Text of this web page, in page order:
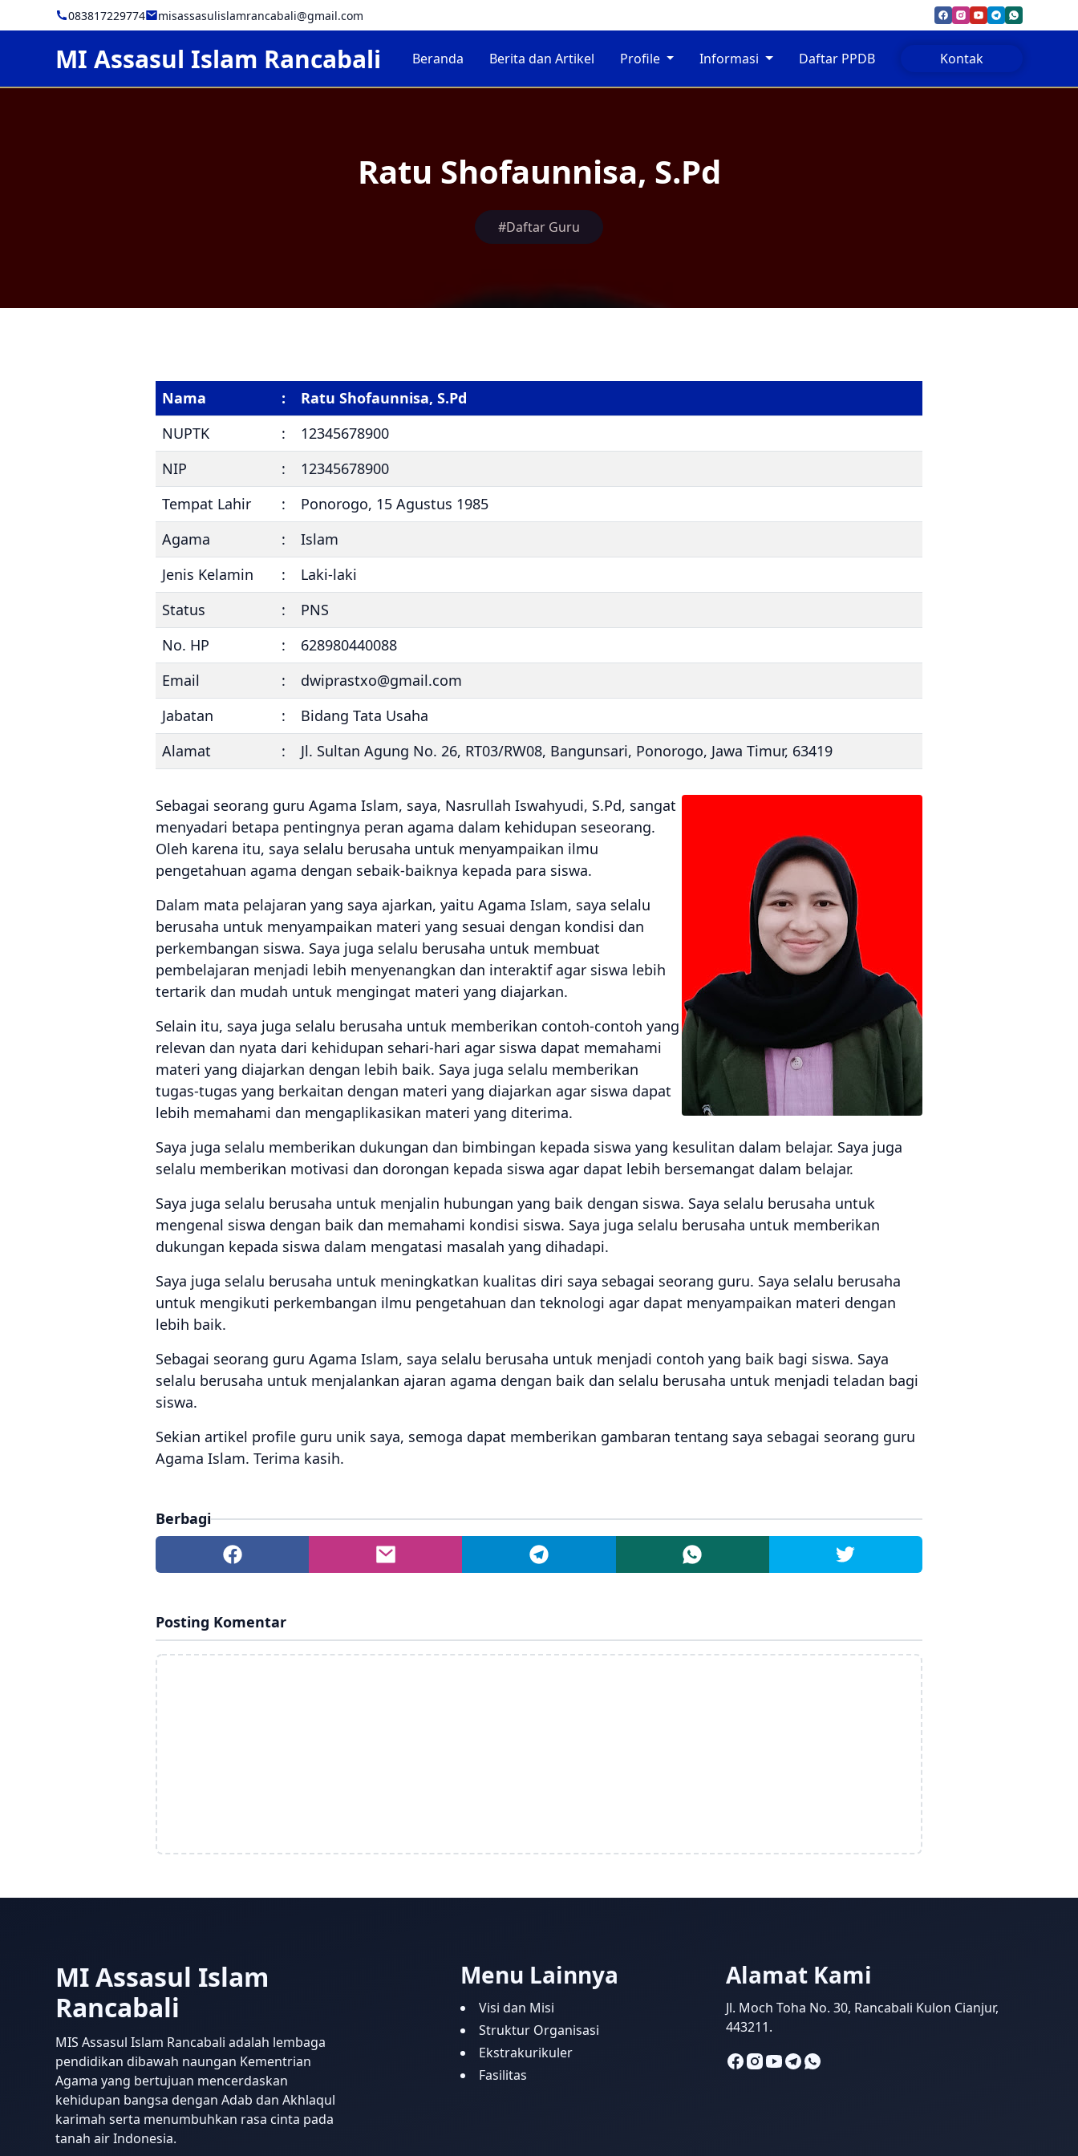
083817229774 misassasulislamrancabali@gmail.com
MI Assasul Islam Rancabali Beranda Berita dan Artikel Profile Informasi Daftar PPDB Kontak
Ratu Shofaunnisa, S.Pd
#Daftar Guru
Nama :
Ratu Shofaunnisa, S.Pd
NUPTK
:
12345678900
NIP
:
12345678900
Tempat Lahir
:
Ponorogo, 15 Agustus 1985
Agama
:
Islam
Jenis Kelamin
:
Laki-laki
Status
:
PNS
No. HP
:
628980440088
Email
:
dwiprastxo@gmail.com
Jabatan
:
Bidang Tata Usaha
Alamat
: Jl. Sultan Agung No. 26, RT03/RW08, Bangunsari, Ponorogo, Jawa Timur, 63419
Sebagai seorang guru Agama Islam, saya, Nasrullah Iswahyudi, S.Pd, sangat
menyadari betapa pentingnya peran agama dalam kehidupan seseorang.
Oleh karena itu, saya selalu berusaha untuk menyampaikan ilmu
pengetahuan agama dengan sebaik-baiknya kepada para siswa.
Dalam mata pelajaran yang saya ajarkan, yaitu Agama Islam, saya selalu
berusaha untuk menyampaikan materi yang sesuai dengan kondisi dan
perkembangan siswa. Saya juga selalu berusaha untuk membuat
pembelajaran menjadi lebih menyenangkan dan interaktif agar siswa lebih
tertarik dan mudah untuk mengingat materi yang diajarkan.
Selain itu, saya juga selalu berusaha untuk memberikan contoh-contoh yang
relevan dan nyata dari kehidupan sehari-hari agar siswa dapat memahami
materi yang diajarkan dengan lebih baik. Saya juga selalu memberikan
tugas-tugas yang berkaitan dengan materi yang diajarkan agar siswa dapat
lebih memahami dan mengaplikasikan materi yang diterima.
Saya juga selalu memberikan dukungan dan bimbingan kepada siswa yang kesulitan dalam belajar. Saya juga
selalu memberikan motivasi dan dorongan kepada siswa agar dapat lebih bersemangat dalam belajar.
Saya juga selalu berusaha untuk menjalin hubungan yang baik dengan siswa. Saya selalu berusaha untuk
mengenal siswa dengan baik dan memahami kondisi siswa. Saya juga selalu berusaha untuk memberikan
dukungan kepada siswa dalam mengatasi masalah yang dihadapi.
Saya juga selalu berusaha untuk meningkatkan kualitas diri saya sebagai seorang guru. Saya selalu berusaha
untuk mengikuti perkembangan ilmu pengetahuan dan teknologi agar dapat menyampaikan materi dengan
lebih baik.
Sebagai seorang guru Agama Islam, saya selalu berusaha untuk menjadi contoh yang baik bagi siswa. Saya
selalu berusaha untuk menjalankan ajaran agama dengan baik dan selalu berusaha untuk menjadi teladan bagi
siswa.
Sekian artikel profile guru unik saya, semoga dapat memberikan gambaran tentang saya sebagai seorang guru
Agama Islam. Terima kasih.
Berbagi
Posting Komentar
MI Assasul Islam
Rancabali
MIS Assasul Islam Rancabali adalah lembaga
pendidikan dibawah naungan Kementrian
Agama yang bertujuan mencerdaskan
kehidupan bangsa dengan Adab dan Akhlaqul
karimah serta menumbuhkan rasa cinta pada
tanah air Indonesia.
Menu Lainnya
Visi dan Misi
Struktur Organisasi
Ekstrakurikuler
Fasilitas
Alamat Kami
Jl. Moch Toha No. 30, Rancabali Kulon Cianjur,
443211.